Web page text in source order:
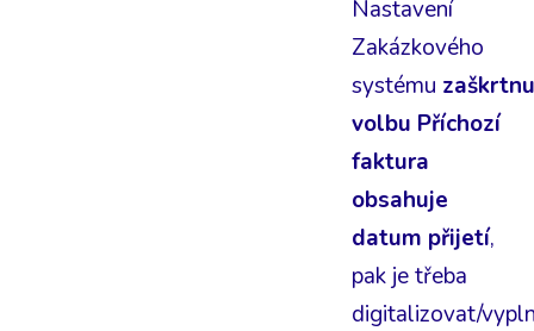
Nastavení
Zakázkového
systému
volbu Příchozí
faktura
obsahuje
datum přijetí,
pak je třeba
digitalizovat/